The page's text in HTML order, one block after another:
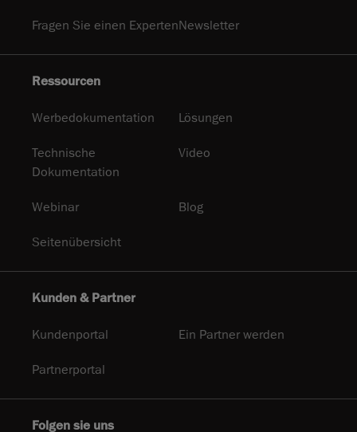
Fragen Sie einen ExpertenNewsletter
Ressourcen
Werbedokumentation Lösungen
Technische
Dokumentation
Video
Webinar Blog
Seitenübersicht
Kunden & Partner
Kundenportal Ein Partner werden
Partnerportal
Folgen sie uns